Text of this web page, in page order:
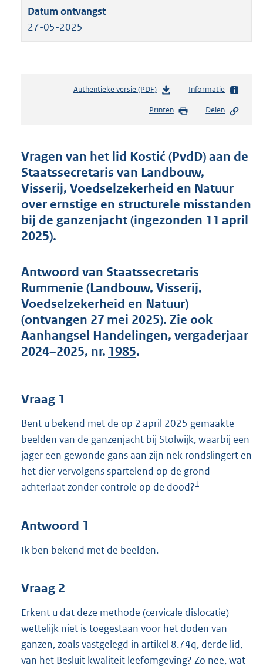
27-05-2025
Authentieke versie (PDF)b
s
n
d
s
g
r
o
:
5
2
b
Informatie
Printen Delen
Vragen van het lid Kostić (PvdD) aan de
Staatssecretaris van Landbouw,
Visserij, Voedselzekerheid en Natuur
over ernstige en structurele misstanden
bij de ganzenjacht (ingezonden 11 april
2025).
Antwoord van Staatssecretaris
Rummenie (Landbouw, Visserij,
Voedselzekerheid en Natuur)
(ontvangen 27 mei 2025). Zie ook
Aanhangsel Handelingen, vergaderjaar
2024–2025, nr. 1985.
Vraag 1
Bent u bekend met de op 2 april 2025 gemaakte
beelden van de ganzenjacht bij Stolwijk, waarbij een
jager een gewonde gans aan zijn nek rondslingert en
het dier vervolgens spartelend op de grond
achterlaat zonder controle op de dood?1
Antwoord 1
Ik ben bekend met de beelden.
Vraag 2
Erkent u dat deze methode (cervicale dislocatie)
wettelijk niet is toegestaan voor het doden van
ganzen, zoals vastgelegd in artikel 8.74q, derde lid,
van het Besluit kwaliteit leefomgeving? Zo nee, wat